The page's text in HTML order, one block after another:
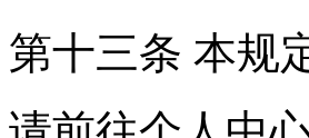
第十三条 本规